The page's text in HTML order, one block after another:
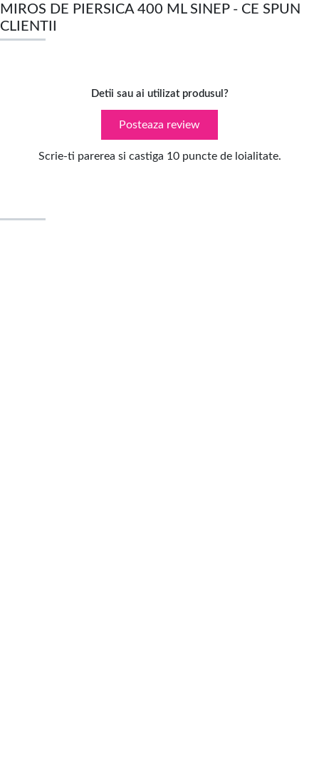
MIROS DE PIERSICA 400 ML SINEP - CE SPUN
CLIENTII
Detii sau ai utilizat produsul?
Posteaza review
Scrie-ti parerea si castiga 10 puncte de loialitate.